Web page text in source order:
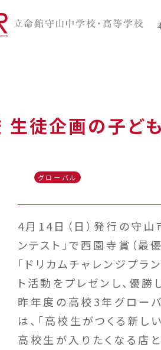
生徒企画の子ど
グローバル
4月14日（日）発行の守山
ンテスト」で西園寺賞（
「ドリカムチャレンジプラ
ト活動をプレゼンし、優
昨年度の高校3年グロー
は、「高校生がつくる新し
高校生が入りたくなる店